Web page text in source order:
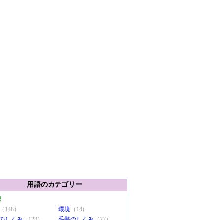
用語のカテゴリー
（148） 環境 （14）